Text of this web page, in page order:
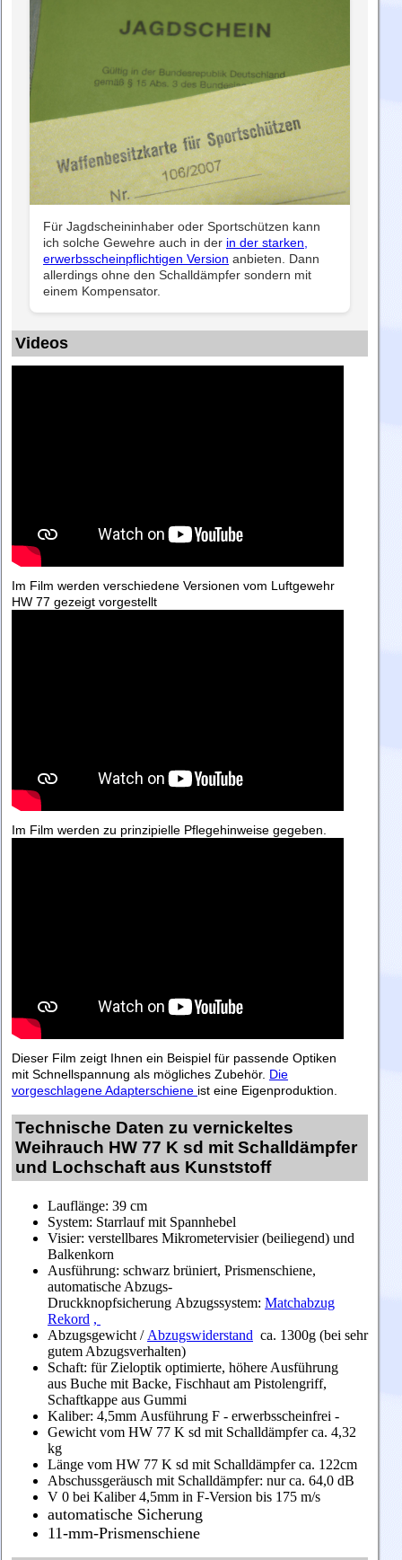
Für Jagdscheininhaber oder Sportschützen kann
ich solche Gewehre auch in der in der starken,
erwerbsscheinpflichtigen Version anbieten. Dann
allerdings ohne den Schalldämpfer sondern mit
einem Kompensator.
Videos
Im Film werden verschiedene Versionen vom Luftgewehr
HW 77 gezeigt vorgestellt
Im Film werden zu prinzipielle Pflegehinweise gegeben.
Dieser Film zeigt Ihnen ein Beispiel für passende Optiken
mit Schnellspannung als mögliches Zubehör. Die
vorgeschlagene Adapterschiene ist eine Eigenproduktion.
Technische Daten zu vernickeltes
Weihrauch HW 77 K sd mit Schalldämpfer
und Lochschaft aus Kunststoff
Lauflänge: 39 cm
System: Starrlauf mit Spannhebel
Visier: verstellbares Mikrometervisier (beiliegend) und
Balkenkorn
Ausführung: schwarz brüniert, Prismenschiene,
automatische Abzugs-
Druckknopfsicherung Abzugssystem: Matchabzug
Rekord ,
Abzugsgewicht / Abzugswiderstand ca. 1300g (bei sehr
gutem Abzugsverhalten)
Schaft: für Zieloptik optimierte, höhere Ausführung
aus Buche mit Backe, Fischhaut am Pistolengriff,
Schaftkappe aus Gummi
Kaliber: 4,5mm Ausführung F - erwerbsscheinfrei -
Gewicht vom HW 77 K sd mit Schalldämpfer ca. 4,32
kg
Länge vom HW 77 K sd mit Schalldämpfer ca. 122cm
Abschussgeräusch mit Schalldämpfer: nur ca. 64,0 dB
V 0 bei Kaliber 4,5mm in F-Version bis 175 m/s
automatische Sicherung
11-mm-Prismenschiene